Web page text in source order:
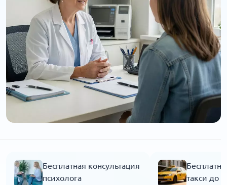
Бесплатная консультация
психолога
такси до